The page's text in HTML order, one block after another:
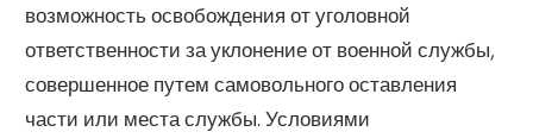
возможность освобождения от уголовной
ответственности за уклонение от военной службы,
совершенное путем самовольного оставления
части или места службы. Условиями